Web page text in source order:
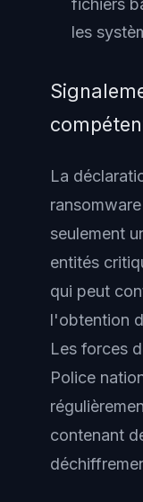
fichiers
les
La
seulement
entités
qui peut
l'obtention
Les forces
Police
contenant